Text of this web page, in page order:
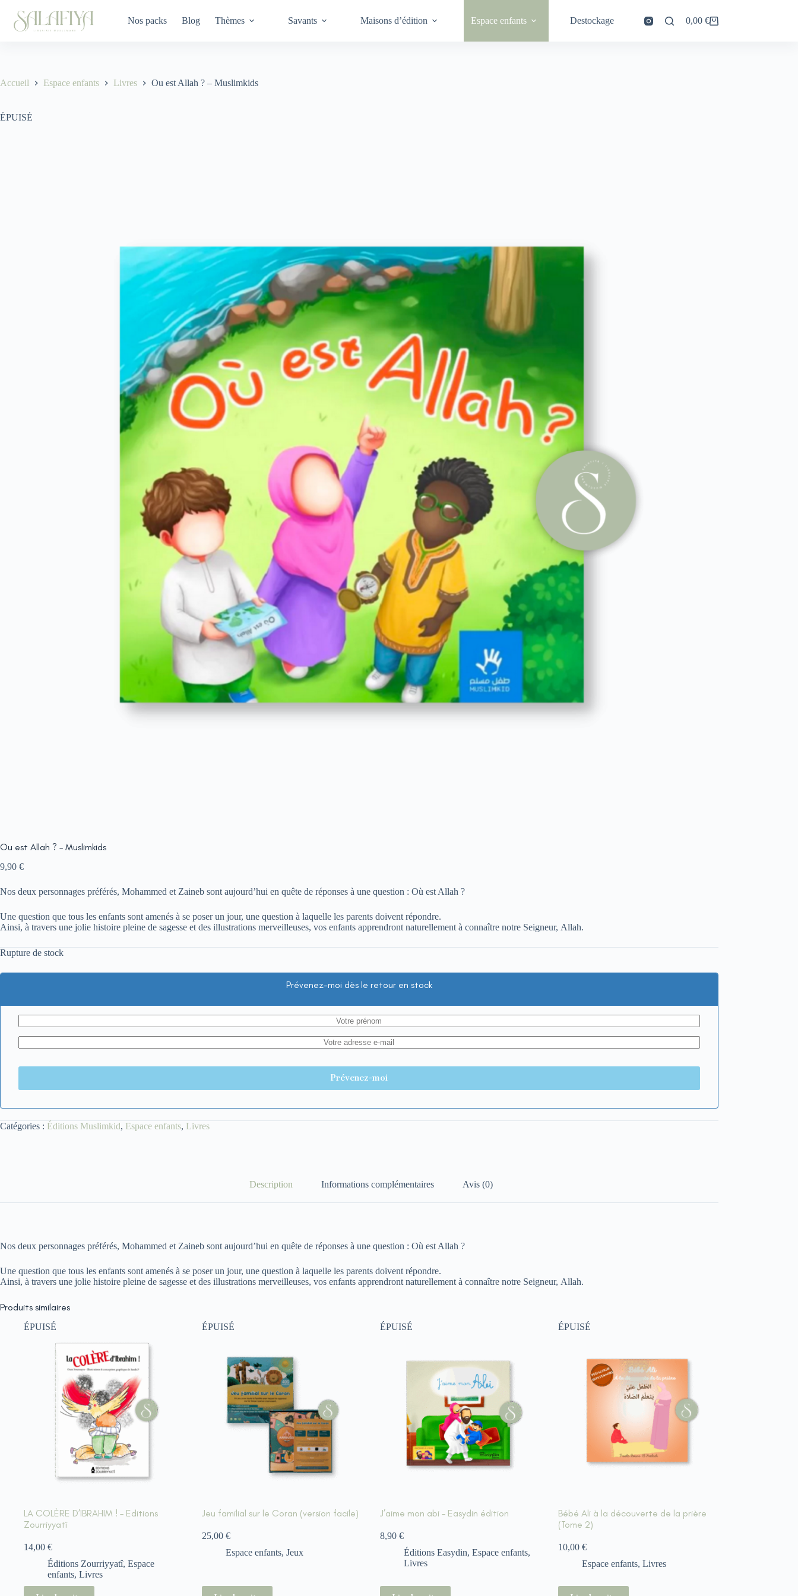
contenu
Nos packs Blog Thèmes Savants Maisons d’édition Espace enfants Destockage
Panier
0,00 €
Accueil Espace enfants Livres Ou est Allah ? – Muslimkids
ÉPUISÉ
Ou est Allah ? – Muslimkids
9,90 €
Nos deux personnages préférés, Mohammed et Zaineb sont aujourd’hui en quête de réponses à une question : Où est Allah ?
Une question que tous les enfants sont amenés à se poser un jour, une question à laquelle les parents doivent répondre.
Ainsi, à travers une jolie histoire pleine de sagesse et des illustrations merveilleuses, vos enfants apprendront naturellement à connaître notre Seigneur, Allah.
Rupture de stock
Prévenez-moi dès le retour en stock
Prévenez-moi
Catégories : Éditions Muslimkid, Espace enfants, Livres
Description Informations complémentaires Avis (0)
Nos deux personnages préférés, Mohammed et Zaineb sont aujourd’hui en quête de réponses à une question : Où est Allah ?
Une question que tous les enfants sont amenés à se poser un jour, une question à laquelle les parents doivent répondre.
Ainsi, à travers une jolie histoire pleine de sagesse et des illustrations merveilleuses, vos enfants apprendront naturellement à connaître notre Seigneur, Allah.
Produits similaires
ÉPUISÉ
LA COLÈRE D’IBRAHIM ! – Editions
Zourriyyatî
14,00 €
Éditions Zourriyyatî, Espace
enfants, Livres
ÉPUISÉ
Jeu familial sur le Coran (version facile)
25,00 €
Espace enfants, Jeux
ÉPUISÉ
J’aime mon abi – Easydin édition
8,90 €
Éditions Easydin, Espace enfants,
Livres
ÉPUISÉ
Bébé Ali à la découverte de la prière
(Tome 2)
10,00 €
Espace enfants, Livres